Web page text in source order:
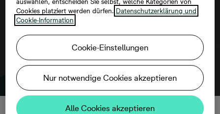
Cookies platziert werden dürfen. Datenschutzerklärung und
Cookie-Information
Cookie-Einstellungen
Nur notwendige Cookies akzeptieren
Alle Cookies akzeptieren